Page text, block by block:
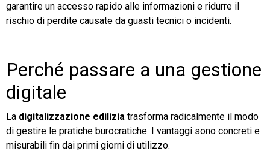
garantire un accesso rapido alle informazioni e ridurre il
rischio di perdite causate da guasti tecnici o incidenti.
Perché passare a una gestione
digitale
La digitalizzazione edilizia trasforma radicalmente il modo
di gestire le pratiche burocratiche. I vantaggi sono concreti e
misurabili fin dai primi giorni di utilizzo.